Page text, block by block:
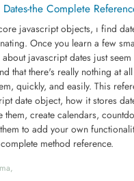
Dates-the Complete
javascript objects, ı find
Once you learn a few
about javascript dates just
that there's really nothing at
quickly, and easily. This
date object, how it stores
them, create calendars,
to add your own
method reference.